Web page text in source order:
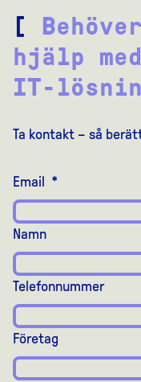
[
hjälp
IT-
Ta kontakt – så
Email *
Namn
Telefonnummer
Företag